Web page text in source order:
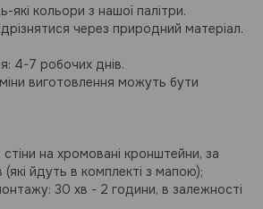
кольори з нашої палітри.
через природний матеріал.
4-7 робочих днів.
виготовлення можуть бути
на хромовані кронштейни, за
йдуть в комплекті з мапою);
30 хв - 2 години, в залежності